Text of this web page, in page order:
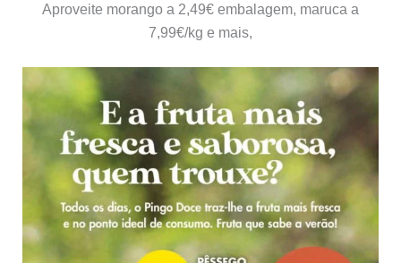
Aproveite morango a 2,49€ embalagem, maruca a
7,99€/kg e mais,